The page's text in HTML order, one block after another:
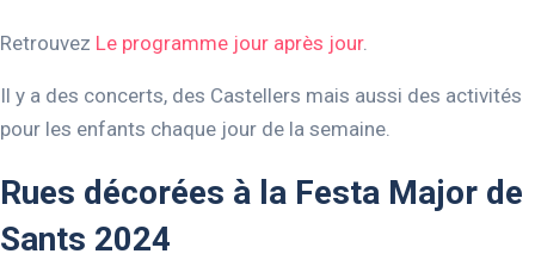
Retrouvez Le programme jour après jour.
Il y a des concerts, des Castellers mais aussi des activités
pour les enfants chaque jour de la semaine.
Rues décorées à la Festa Major de
Sants 2024